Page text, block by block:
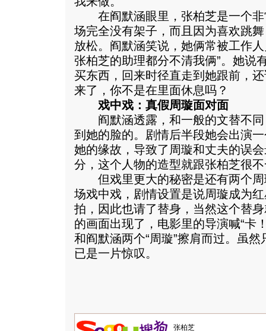
在阎默涵眼里，张柏芝是一个非
场完全没有架子，而且因为喜欢跳
放松。阎默涵笑说，她俩常被工作
张柏芝的助理都分不清我俩”。她说
买东西，回来时径直走到她跟前，
来了，你不是在里面休息吗？
戏中戏：真假周璇面对面
阎默涵透露，和一般的文替不同
到她的脸的。剧情后半段她会出演
她的缘故，导致了周璇和丈夫的误
分，这个人物的造型就跟张柏芝很
但戏里更大的秘密是还有两个周
场戏中戏，剧情设置是说周璇成为
拍，因此也请了替身，当然这个替
的画面出现了，电影里的导演喊“卡
和阎默涵两个“周璇”擦肩而过。虽
已是一片惊叹。